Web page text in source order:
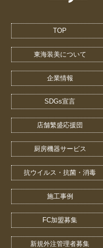
TOP
東海装美について
企業情報
SDGs宣言
店舗繁盛応援団
厨房機器サービス
抗ウイルス・抗菌・消毒
施工事例
FC加盟募集
新規外注管理者募集